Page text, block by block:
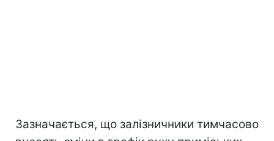
Зазначається, що залізничники тимчасово